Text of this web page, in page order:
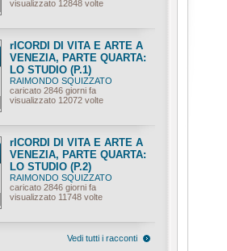
visualizzato 12848 volte
rICORDI DI VITA E ARTE A
VENEZIA, PARTE QUARTA:
LO STUDIO (P.1)
RAIMONDO SQUIZZATO
caricato 2846 giorni fa
visualizzato 12072 volte
rICORDI DI VITA E ARTE A
VENEZIA, PARTE QUARTA:
LO STUDIO (P.2)
RAIMONDO SQUIZZATO
caricato 2846 giorni fa
visualizzato 11748 volte
Vedi tutti i racconti